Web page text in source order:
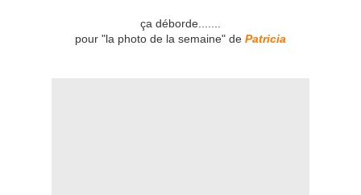
ça déborde.......
pour "la photo de la semaine" de Patricia